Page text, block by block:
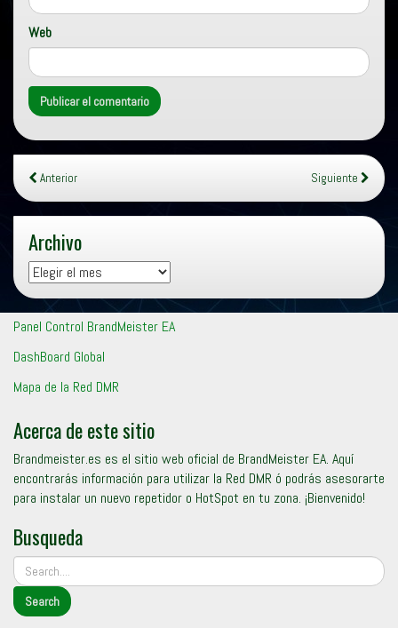
Web
Anterior Siguiente
Archivo
Archivo
Panel Control BrandMeister EA
DashBoard Global
Mapa de la Red DMR
Acerca de este sitio
Brandmeister.es es el sitio web oficial de BrandMeister EA. Aquí
encontrarás información para utilizar la Red DMR ó podrás asesorarte
para instalar un nuevo repetidor o HotSpot en tu zona. ¡Bienvenido!
Busqueda